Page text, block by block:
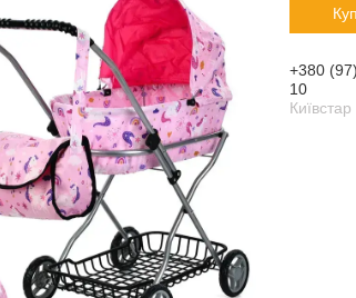
+380
10
Київстар